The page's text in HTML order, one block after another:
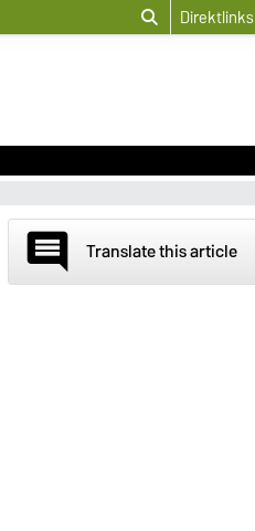
Direktlinks
comment Translate this article